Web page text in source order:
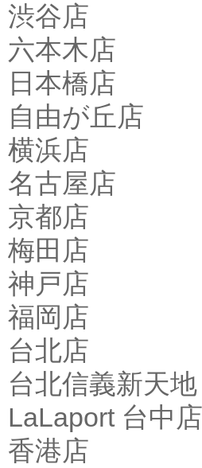
渋谷店
六本木店
日本橋店
自由が丘店
横浜店
名古屋店
京都店
梅田店
神戸店
福岡店
台北店
台北信義新天
LaLaport 台中店
香港店